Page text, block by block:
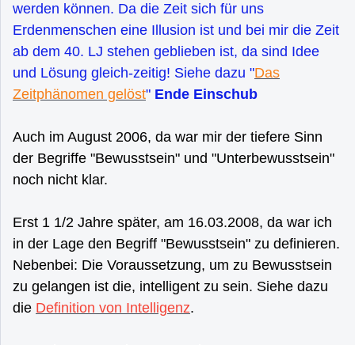
werden können. Da die Zeit sich für uns
Erdenmenschen eine Illusion ist und bei mir die Zeit
ab dem 40. LJ stehen geblieben ist, da sind Idee
und Lösung gleich-zeitig! Siehe dazu "Das
Zeitphänomen gelöst" Ende Einschub
Auch im August 2006, da war mir der tiefere Sinn
der Begriffe "Bewusstsein" und "Unterbewusstsein"
noch nicht klar.
Erst 1 1/2 Jahre später, am 16.03.2008, da war ich
in der Lage den Begriff "Bewusstsein" zu definieren.
Nebenbei: Die Voraussetzung, um zu Bewusstsein
zu gelangen ist die, intelligent zu sein. Siehe dazu
die Definition von Intelligenz.